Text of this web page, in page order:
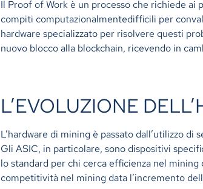
Il Proof of Work è un processo che richiede
compiti computazionalmentedifficili per
hardware specializzato per risolvere questi
nuovo blocco alla blockchain, ricevendo in
L’EVOLUZIONE
L’hardware di mining è passato dall’utilizzo
Gli ASIC, in particolare, sono dispositivi
lo standard per chi cerca efficienza nel
competitività nel mining data l’incremento